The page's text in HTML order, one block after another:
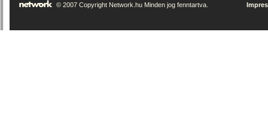
© 2007 Copyright Network.hu Minden jog fenntartva.